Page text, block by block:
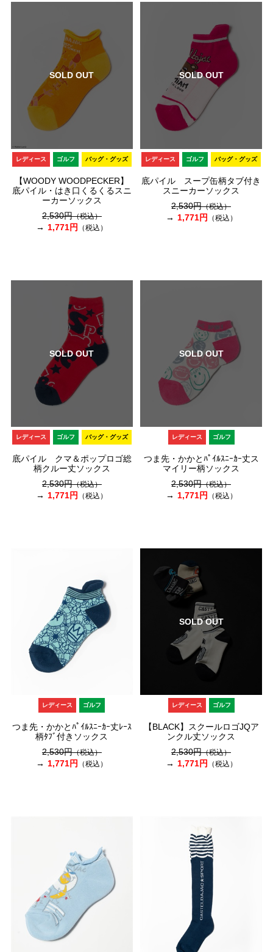
SOLD OUT
レディース ゴルフ バッグ・グッズ
【WOODY WOODPECKER】
底パイル・はき口くるくるスニ
ーカーソックス
2,530円（税込）
1,771円 （税込）
SOLD OUT
レディース ゴルフ バッグ・グッズ
底パイル スープ缶柄タブ付き
スニーカーソックス
2,530円（税込）
1,771円 （税込）
SOLD OUT
レディース ゴルフ バッグ・グッズ
底パイル クマ＆ポップロゴ総
柄クルー丈ソックス
2,530円（税込）
1,771円 （税込）
SOLD OUT
レディース ゴルフ
つま先・かかとﾊﾟｲﾙｽﾆｰｶｰ丈ス
マイリー柄ソックス
2,530円（税込）
1,771円 （税込）
レディース ゴルフ
つま先・かかとﾊﾟｲﾙｽﾆｰｶｰ丈ﾚｰｽ
柄ﾀﾌﾞ付きソックス
2,530円（税込）
1,771円 （税込）
SOLD OUT
レディース ゴルフ
【BLACK】スクールロゴJQア
ンクル丈ソックス
2,530円（税込）
1,771円 （税込）